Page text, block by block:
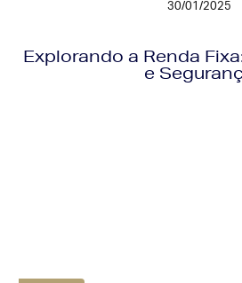
30/01/2025
Explorando a Renda
e